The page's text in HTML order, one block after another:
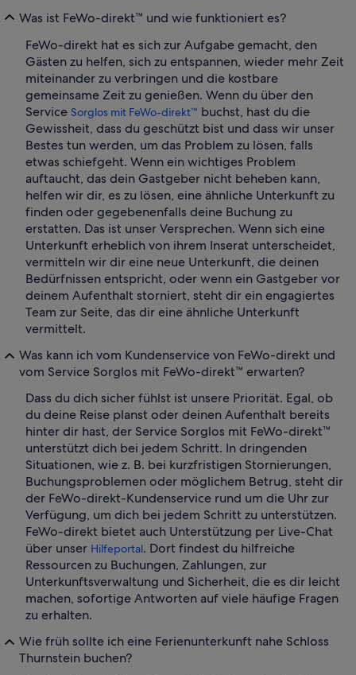
Was ist FeWo-direkt™ und wie funktioniert es?
FeWo-direkt hat es sich zur Aufgabe gemacht, den
Gästen zu helfen, sich zu entspannen, wieder mehr Zeit
miteinander zu verbringen und die kostbare
gemeinsame Zeit zu genießen. Wenn du über den
Service Sorglos mit FeWo-direkt™ buchst, hast du die
Gewissheit, dass du geschützt bist und dass wir unser
Bestes tun werden, um das Problem zu lösen, falls
etwas schiefgeht. Wenn ein wichtiges Problem
auftaucht, das dein Gastgeber nicht beheben kann,
helfen wir dir, es zu lösen, eine ähnliche Unterkunft zu
finden oder gegebenenfalls deine Buchung zu
erstatten. Das ist unser Versprechen. Wenn sich eine
Unterkunft erheblich von ihrem Inserat unterscheidet,
vermitteln wir dir eine neue Unterkunft, die deinen
Bedürfnissen entspricht, oder wenn ein Gastgeber vor
deinem Aufenthalt storniert, steht dir ein engagiertes
Team zur Seite, das dir eine ähnliche Unterkunft
vermittelt.
Was kann ich vom Kundenservice von FeWo-direkt und
vom Service Sorglos mit FeWo-direkt™ erwarten?
Dass du dich sicher fühlst ist unsere Priorität. Egal, ob
du deine Reise planst oder deinen Aufenthalt bereits
hinter dir hast, der Service Sorglos mit FeWo-direkt™
unterstützt dich bei jedem Schritt. In dringenden
Situationen, wie z. B. bei kurzfristigen Stornierungen,
Buchungsproblemen oder möglichem Betrug, steht dir
der FeWo-direkt-Kundenservice rund um die Uhr zur
Verfügung, um dich bei jedem Schritt zu unterstützen.
FeWo-direkt bietet auch Unterstützung per Live-Chat
über unser Hilfeportal. Dort findest du hilfreiche
Ressourcen zu Buchungen, Zahlungen, zur
Unterkunftsverwaltung und Sicherheit, die es dir leicht
machen, sofortige Antworten auf viele häufige Fragen
zu erhalten.
Wie früh sollte ich eine Ferienunterkunft nahe Schloss
Thurnstein buchen?